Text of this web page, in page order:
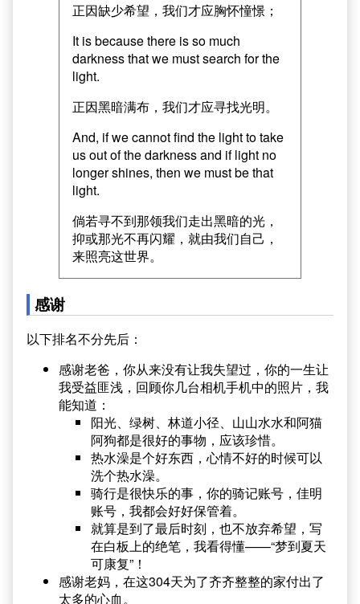
正因缺少希望，我们才应胸怀憧憬；
It is because there is so much
darkness that we must search for the
light.
正因黑暗满布，我们才应寻找光明。
And, if we cannot find the light to take
us out of the darkness and if light no
longer shines, then we must be that
light.
倘若寻不到那领我们走出黑暗的光，
抑或那光不再闪耀，就由我们自己，
来照亮这世界。
感谢
以下排名不分先后：
感谢老爸，你从来没有让我失望过，你的一生让
我受益匪浅，回顾你几台相机手机中的照片，我
能知道：
阳光、绿树、林道小径、山山水水和阿猫
阿狗都是很好的事物，应该珍惜。
热水澡是个好东西，心情不好的时候可以
洗个热水澡。
骑行是很快乐的事，你的骑记账号，佳明
账号，我都会好好保管着。
就算是到了最后时刻，也不放弃希望，写
在白板上的绝笔，我看得懂——“梦到夏天
可康复”！
感谢老妈，在这304天为了齐齐整整的家付出了
太多的心血。